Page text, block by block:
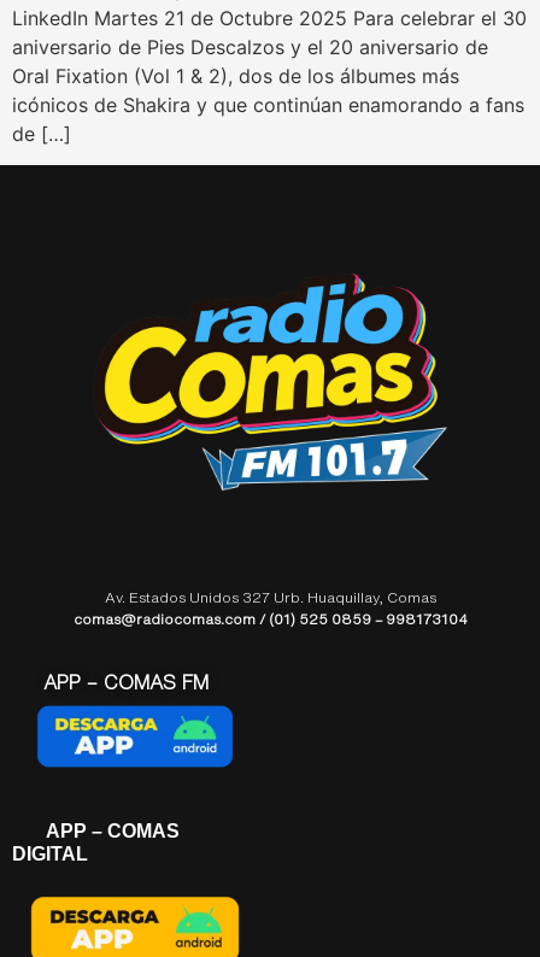
LinkedIn Martes 21 de Octubre 2025 Para celebrar el 30
aniversario de Pies Descalzos y el 20 aniversario de
Oral Fixation (Vol 1 & 2), dos de los álbumes más
icónicos de Shakira y que continúan enamorando a fans
de […]
Av. Estados Unidos 327 Urb. Huaquillay, Comas
comas@radiocomas.com / (01) 525 0859 – 998173104
APP – COMAS FM
APP – COMAS
DIGITAL